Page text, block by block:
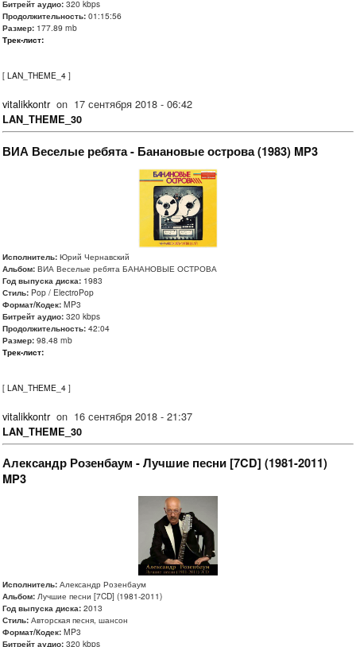
Битрейт аудио: 320 kbps
Продолжительность: 01:15:56
Размер: 177.89 mb
Трек-лист:
[ LAN_THEME_4 ]
vitalikkontron 17 сентября 2018 - 06:42
LAN_THEME_30
ВИА Веселые ребята - Банановые острова (1983) MP3
Исполнитель: Юрий Чернавский
Альбом: ВИА Веселые ребята БАНАНОВЫЕ ОСТРОВА
Год выпуска диска: 1983
Стиль: Pop / ElectroPop
Формат/Кодек: MP3
Битрейт аудио: 320 kbps
Продолжительность: 42:04
Размер: 98.48 mb
Трек-лист:
[ LAN_THEME_4 ]
vitalikkontron 16 сентября 2018 - 21:37
LAN_THEME_30
Александр Розенбаум - Лучшие песни [7CD] (1981-2011)
MP3
Исполнитель: Александр Розенбаум
Альбом: Лучшие песни [7CD] (1981-2011)
Год выпуска диска: 2013
Стиль: Авторская песня, шансон
Формат/Кодек: MP3
Битрейт аудио: 320 kbps